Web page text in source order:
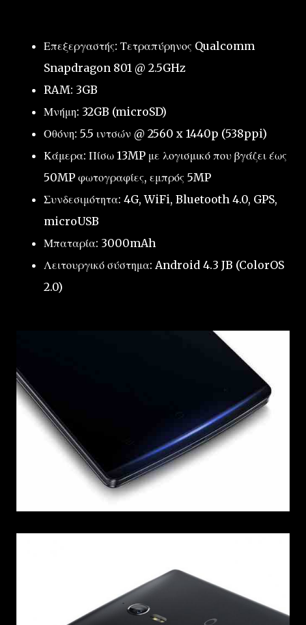
Επεξεργαστής: Τετραπύρηνος Qualcomm
Snapdragon 801 @ 2.5GHz
RAM: 3GB
Μνήμη: 32GB (microSD)
Οθόνη: 5.5 ιντσών @ 2560 x 1440p (538ppi)
Κάμερα: Πίσω 13MP με λογισμικό που βγάζει έως
50MP φωτογραφίες, εμπρός 5MP
Συνδεσιμότητα: 4G, WiFi, Bluetooth 4.0, GPS,
microUSB
Μπαταρία: 3000mAh
Λειτουργικό σύστημα: Android 4.3 JB (ColorOS
2.0)